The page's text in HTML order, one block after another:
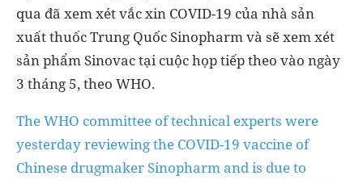
qua đã xem xét vắc xin COVID-19 của nhà sản
xuất thuốc Trung Quốc Sinopharm và sẽ xem xét
sản phẩm Sinovac tại cuộc họp tiếp theo vào ngày
3 tháng 5, theo WHO.
The WHO committee of technical experts were
yesterday reviewing the COVID-19 vaccine of
Chinese drugmaker Sinopharm and is due to